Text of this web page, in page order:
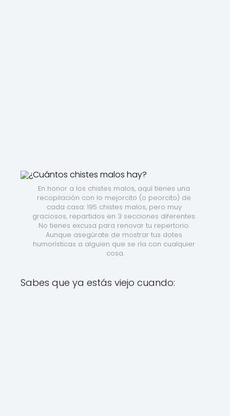
En honor a los chistes malos, aquí tienes una
recopilación con lo mejorcito (o peorcito) de
cada casa: 195 chistes malos, pero muy
graciosos, repartidos en 3 secciones diferentes.
No tienes excusa para renovar tu repertorio.
Aunque asegúrate de mostrar tus dotes
humorísticas a alguien que se ría con cualquier
cosa.
Sabes que ya estás viejo cuando: